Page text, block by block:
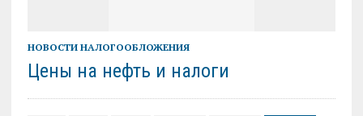
НОВОСТИ НАЛОГООБЛОЖЕНИЯ
Цены на нефть и налоги